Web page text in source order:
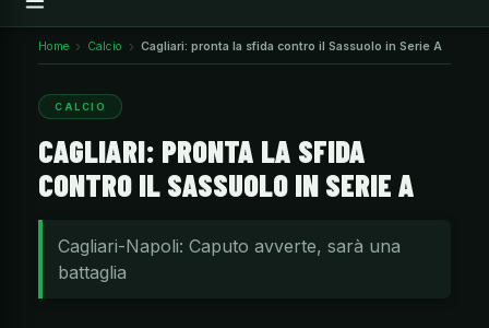
Home Calcio Cagliari: pronta la sfida contro il Sassuolo in Serie A
CALCIO
CAGLIARI: PRONTA LA SFIDA
CONTRO IL SASSUOLO IN SERIE A
Cagliari-Napoli: Caputo avverte, sarà una
battaglia